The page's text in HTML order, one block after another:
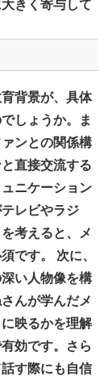
きく寄与して
背景が、具体
しょうか。ま
ンとの関係構
直接交流する
ニケーション
レビやラジ
考えると、メ
です。 次に、
い人物像を構
んが学んだメ
映るかを理解
効です。さら
す際にも自信